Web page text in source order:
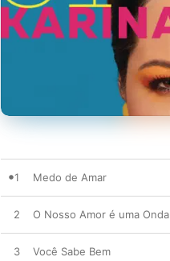
1 Medo de Amar
2 O Nosso Amor é uma Onda
3 Você Sabe Bem